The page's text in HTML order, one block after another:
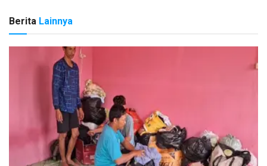
Berita Lainnya